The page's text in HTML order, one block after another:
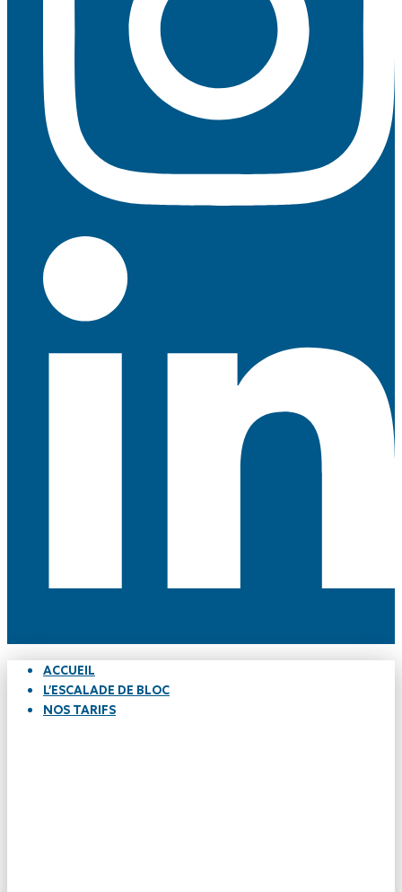
ACCUEIL
L’ESCALADE DE BLOC
NOS TARIFS